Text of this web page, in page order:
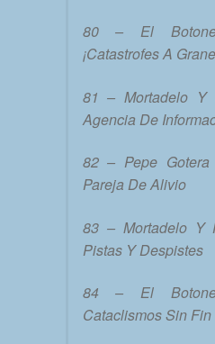
80 – El
¡Catastrofes A
81 – Mortadelo Y
Agencia De
82 – Pepe
Pareja De Alivio
83 – Mortadelo Y
Pistas Y Despistes
84 – El
Cataclismos Sin Fin